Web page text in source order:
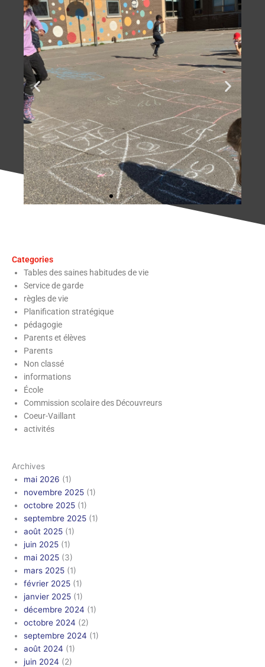
Categories
Tables des saines habitudes de vie
Service de garde
règles de vie
Planification stratégique
pédagogie
Parents et élèves
Parents
Non classé
informations
École
Commission scolaire des Découvreurs
Coeur-Vaillant
activités
Archives
mai 2026 (1)
novembre 2025 (1)
octobre 2025 (1)
septembre 2025 (1)
août 2025 (1)
juin 2025 (1)
mai 2025 (3)
mars 2025 (1)
février 2025 (1)
janvier 2025 (1)
décembre 2024 (1)
octobre 2024 (2)
septembre 2024 (1)
août 2024 (1)
juin 2024 (2)